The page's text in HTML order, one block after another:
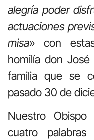
alegría poder
actuaciones
misa» con
homilía don
familia que se
pasado 30 de
Nuestro
cuatro